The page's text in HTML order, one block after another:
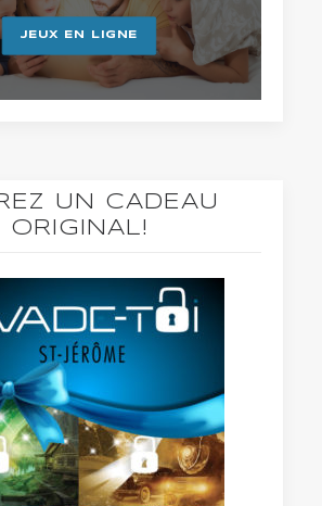
JEUX EN LIGNE
UN CADEAU
ORIGINAL!